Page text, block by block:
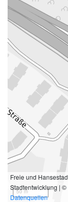
50 m
Freie und
Stadtentwicklung | ©
Datenquellen